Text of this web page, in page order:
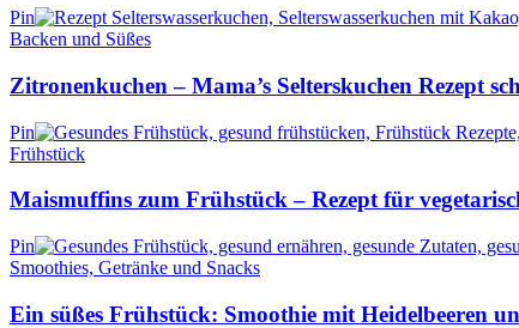
Pin
Backen und Süßes
Zitronenkuchen – Mama’s Selterskuchen Rezept
Pin
Frühstück
Maismuffins zum Frühstück – Rezept für
Pin
Smoothies, Getränke und Snacks
Ein süßes Frühstück: Smoothie mit Heidelbeeren